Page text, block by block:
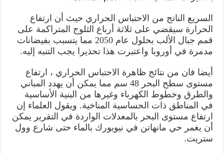
السريع الناتج من الاحتباس الحراري حيث أن ارتفاع
الحرارة سيقضي على ثلاثة أرباع الثلوج المتراكمة على
قمم جبال الألب بحلول عام 2050 مما يتسبب بفيضانات
مدمرة في أوروبا واعتبرت هذا تحذيرا يجب التنبه إليه.
أيضا فان من نتائج ظاهرة الاحتباس الحراري ، ارتفاع
مستوى سطح البحر 48 سم مما يمكن أن يهدد المباني
والطرق وخطوط الكهرباء وغيرها من البنية الأساسية
في المناطق ذات الحساسية المناخية. ويقول العلماء إن
ارتفاع مستوى البحر بالمعدلات الواردة في التقرير يمكن
أن يغمر حي مانهاتن في نيويورك بالماء حتى شارع وول
ستريت.